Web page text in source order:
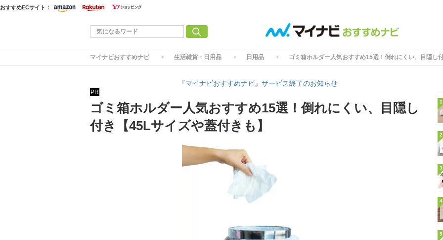
おすすめECサイト：
マイナビおすすめナビ 生活雑貨・日用品 日用品 ゴミ箱ホルダー人気おすすめ15選！倒れにくい、目隠し
『マイナビおすすめナビ』サービス終了のお知らせ
PR
ゴミ箱ホルダー人気おすすめ15選！倒れにくい、目隠し
付き【45Lサイズや蓋付きも】
1
2
3
4
5